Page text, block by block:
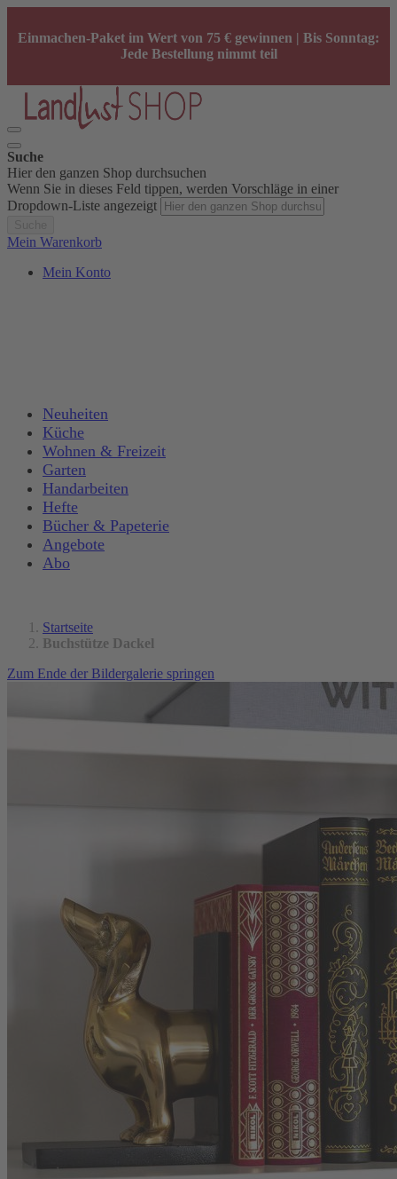
Einmachen-Paket im Wert von 75 € gewinnen | Bis Sonntag:
Jede Bestellung nimmt teil
Suche
Hier den ganzen Shop durchsuchen
Wenn Sie in dieses Feld tippen, werden Vorschläge in einer
Dropdown-Liste angezeigt
Mein Warenkorb
Mein Konto
Neuheiten
Küche
Wohnen & Freizeit
Garten
Handarbeiten
Hefte
Bücher & Papeterie
Angebote
Abo
Startseite
Buchstütze Dackel
Zum Ende der Bildergalerie springen